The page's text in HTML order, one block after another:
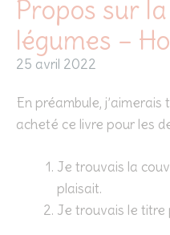
Propos sur
légumes –
25 avril 2022
En préambule, j’aimerais
acheté ce livre pour les
Je trouvais la
plaisait.
Je trouvais le titre